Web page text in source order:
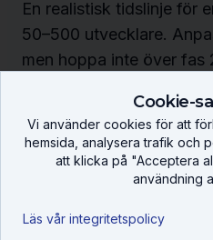
En realistisk tidslinje för
50–500 utvecklare.
men hoppa inte över
Fas 1 — Pilot (2–4
Skriv första CLAUDE.md
Cookie-
Vi använder cookies för att
hemsida, analysera trafik och
att klicka på "Acceptera
användning
Läs vår integritetspolicy